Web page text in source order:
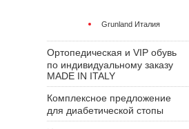
Grunland Италия
Ортопедическая и VIP обувь
по индивидуальному заказу
MADE IN ITALY
Комплексное предложение
для диабетической стопы